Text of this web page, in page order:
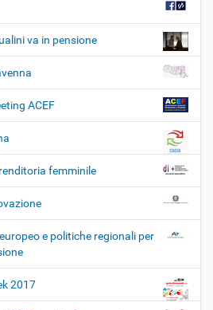
va in pensione
ACEF
femminile
e politiche regionali per
2017